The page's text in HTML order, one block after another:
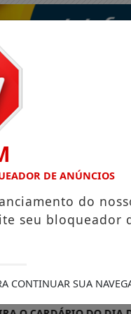
DE ANÚNCIOS
do
seu bloqueador
CONTINUAR SUA